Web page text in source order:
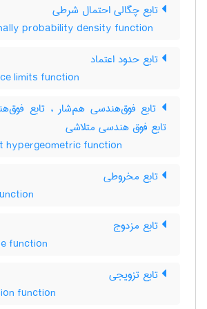
تابع چگالی احتمال شرطی
probability density function
تابع حدود اعتماد
limits function
تابع فوق‌هندسی هم‌شار ، تابع
تابع فوق هندسی متلاشی
hypergeometric function
تابع مخروطی
تابع مزدوج
function
تابع تزویجی
function